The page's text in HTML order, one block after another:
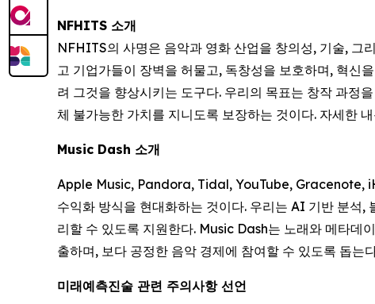
NFHITS 소개
NFHITS의 사명은 음악과 영화 산업을 창의성, 기술, 그
고 기업가들이 장벽을 허물고, 독창성을 보호하며, 혁신
려 그것을 향상시키는 도구다. 우리의 목표는 창작 과정
체 불가능한 가치를 지니도록 보장하는 것이다. 자세한
Music Dash 소개
Apple Music, Pandora, Tidal, YouTube, Gracenote,
수익화 방식을 현대화하는 것이다. 우리는 AI 기반 분석
리할 수 있도록 지원한다. Music Dash는 노래와 메타데
출하며, 보다 공정한 음악 경제에 참여할 수 있도록 돕는
미래예측진술 관련 주의사항 선언